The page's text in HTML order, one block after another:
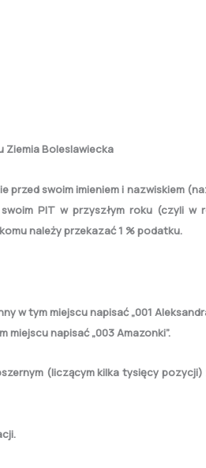
Ziemia Boleslawiecka
przed swoim imieniem i nazwiskiem
PIT w przyszłym roku (czyli
należy przekazać 1 % podatku.
w tym miejscu napisać „001
napisać „003 Amazonki”.
(liczącym kilka tysięcy